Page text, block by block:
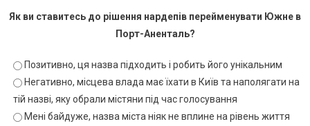
Як ви ставитесь до рішення нардепів перейменувати Южне в
Порт-Аненталь?
Позитивно, ця назва підходить і робить його унікальним
Негативно, місцева влада має їхати в Київ та наполягати на
тій назві, яку обрали містяни під час голосування
Мені байдуже, назва міста ніяк не вплине на рівень життя